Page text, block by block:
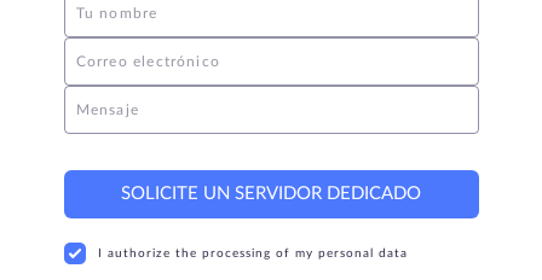
Tu nombre
Correo electrónico
Mensaje
SOLICITE UN SERVIDOR DEDICADO
I authorize the processing of my personal data